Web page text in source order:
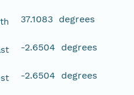
37.1083 degrees
-2.6504 degrees
-2.6504 degrees